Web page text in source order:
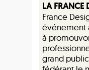
LA FRANCE
France
événement
à
grand